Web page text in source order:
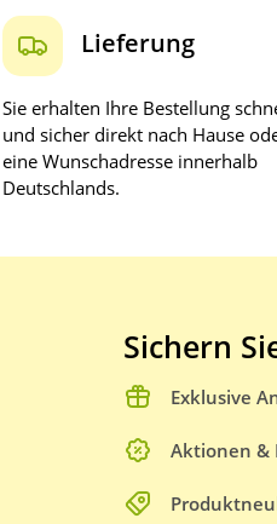
Lieferung
Sie erhalten Ihre Bestellung
und sicher direkt nach Hause
eine Wunschadresse innerhalb
Deutschlands.
Sichern
Exklusive
Aktionen &